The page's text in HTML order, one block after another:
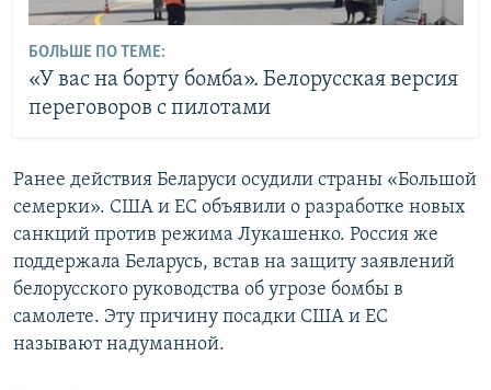
БОЛЬШЕ ПО ТЕМЕ:
«У вас на борту бомба». Белорусская версия
переговоров с пилотами
Ранее действия Беларуси осудили страны «Большой
семерки». США и ЕС объявили о разработке новых
санкций против режима Лукашенко. Россия же
поддержала Беларусь, встав на защиту заявлений
белорусского руководства об угрозе бомбы в
самолете. Эту причину посадки США и ЕС
называют надуманной.